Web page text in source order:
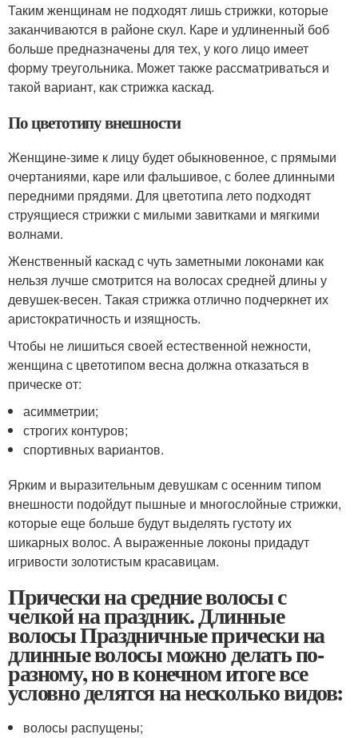
Таким женщинам не подходят лишь стрижки, которые
заканчиваются в районе скул. Каре и удлиненный боб
больше предназначены для тех, у кого лицо имеет
форму треугольника. Может также рассматриваться и
такой вариант, как стрижка каскад.
По цветотипу внешности
Женщине-зиме к лицу будет обыкновенное, с прямыми
очертаниями, каре или фальшивое, с более длинными
передними прядями. Для цветотипа лето подходят
струящиеся стрижки с милыми завитками и мягкими
волнами.
Женственный каскад с чуть заметными локонами как
нельзя лучше смотрится на волосах средней длины у
девушек-весен. Такая стрижка отлично подчеркнет их
аристократичность и изящность.
Чтобы не лишиться своей естественной нежности,
женщина с цветотипом весна должна отказаться в
прическе от:
асимметрии;
строгих контуров;
спортивных вариантов.
Ярким и выразительным девушкам с осенним типом
внешности подойдут пышные и многослойные стрижки,
которые еще больше будут выделять густоту их
шикарных волос. А выраженные локоны придадут
игривости золотистым красавицам.
Прически на средние волосы с
челкой на праздник. Длинные
волосы Праздничные прически на
длинные волосы можно делать по-
разному, но в конечном итоге все
условно делятся на несколько видов:
волосы распущены;